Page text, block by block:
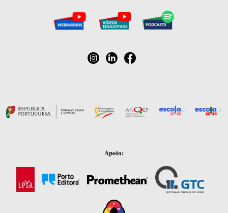
Apoio: